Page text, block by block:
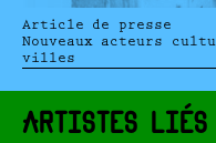
Article de presse
Nouveaux acteurs
villes
ARTISTES LIÉS